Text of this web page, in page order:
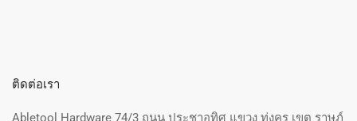
ติดต่อเรา
Abletool Hardware 74/3 ถนน ประชาอุทิศ แขวง ทุ่งครุ เขต ราษฎ์